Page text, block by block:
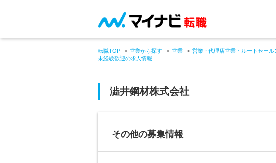
転職TOP 営業から探す 営業 営業・代理店営業・ルートセール
未経験歓迎の求人情報
澁井鋼材株式会社
その他の募集情報